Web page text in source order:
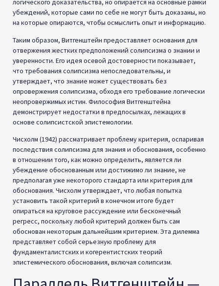
взгляды Витгенштейна и Гёделя, отметив, что оба показали
окончательные пределы математической логики и
связал идеи Витгенштейна в «О достоверности» с теоремами
Гёделя (Булос, 1993). Он утверждал, что оба
продемонстрировали невозможность идеальной формальной
системы. Философ Марджори Перлофф посвятила главу
соединению Витгенштейна и Гёделя в своей книге 1999 года
«Лестница Витгенштейна: поэтический язык и странность
обыденного». Она подчеркнула их общее представление о
неполноте в логических системах, пытающихся полностью
охватить истину. Аллан Яник и Стивен Тулмин анализируют
достоверность и полноту, раскрывая ограничения
формальных систем (1973).
Действительно, Витгенштейн утверждает, что
солипсистское требование логически достоверного знания о
реальности ошибочно. Всегда есть некоторые
основополагающие «шарнирные достоверности», на которые
опираются в рассуждениях и которые сами не могут быть
доказаны. Как выразился Витгенштейн: «Сама игра сомнения
предполагает уверенность» (1969).
Точно так же теоремы Гёделя о неполноте доказывают, что ни
одна достаточно сложная логическая или математическая
полной. Внутри системы всегда будут истинные утверждения,